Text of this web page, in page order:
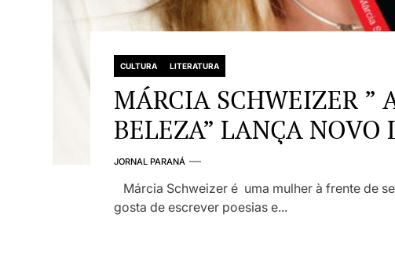
CULTURA LITERATURA
MÁRCIA SCHWEIZER ”
BELEZA” LANÇA NOVO
JORNAL PARANÁ
Márcia Schweizer é uma mulher à frente de
gosta de escrever poesias e...